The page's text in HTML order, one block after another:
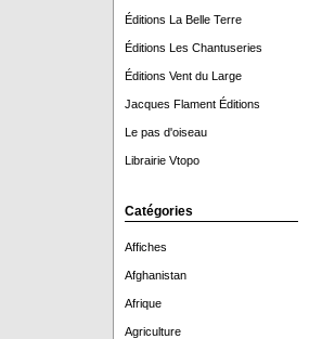
Éditions La Belle Terre
Éditions Les Chantuseries
Éditions Vent du Large
Jacques Flament Éditions
Le pas d'oiseau
Librairie Vtopo
Catégories
Affiches
Afghanistan
Afrique
Agriculture